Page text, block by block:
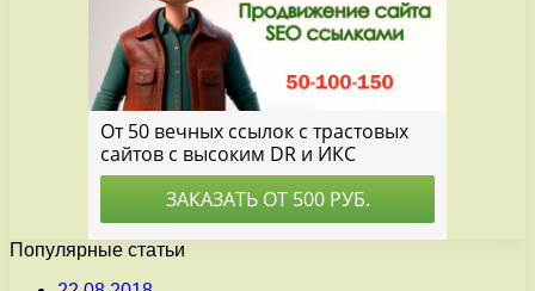
Популярные статьи